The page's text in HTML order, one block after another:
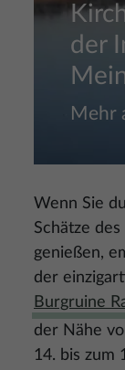
der
Mehr
Wenn Sie
Schätze
genießen,
der
Burgruine
der Nähe
14. bis zum